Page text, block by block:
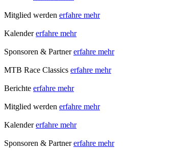
Mitglied werden erfahre mehr
Kalender erfahre mehr
Sponsoren & Partner erfahre mehr
MTB Race Classics erfahre mehr
Berichte erfahre mehr
Mitglied werden erfahre mehr
Kalender erfahre mehr
Sponsoren & Partner erfahre mehr